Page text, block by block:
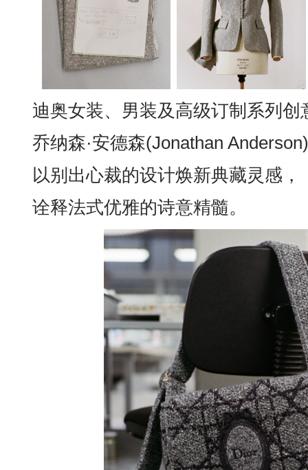
迪奥女装、男装及高级订制系列创
乔纳森·安德森(Jonathan Anderson)
以别出心裁的设计焕新典藏灵感，
诠释法式优雅的诗意精髓。